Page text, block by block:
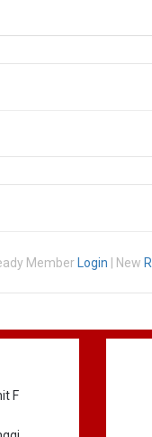
Member Login | New
F